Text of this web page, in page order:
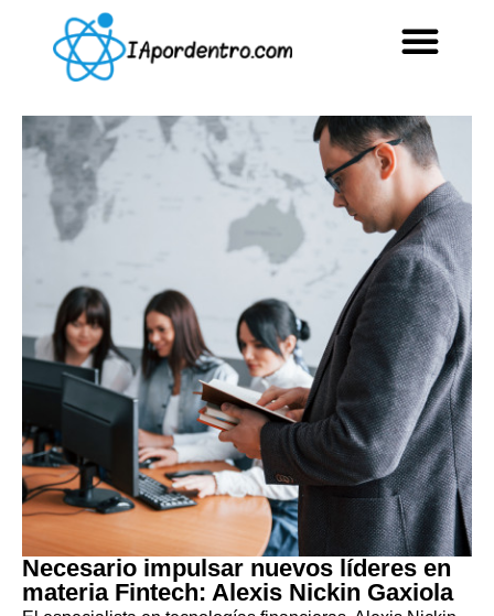
Necesario impulsar nuevos líderes en
materia Fintech: Alexis Nickin Gaxiola